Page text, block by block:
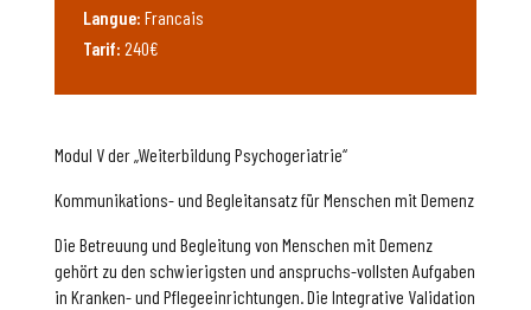
Modul V der „Weiterbildung Psychogeriatrie“
Kommunikations- und Begleitansatz für Menschen mit Demenz
Die Betreuung und Begleitung von Menschen mit Demenz
gehört zu den schwierigsten und anspruchs-vollsten Aufgaben
in Kranken- und Pflegeeinrichtungen. Die Integrative Validation
Langue: Francais
Tarif: 240€